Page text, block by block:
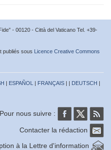
- 00120 - Città del Vaticano Tel. +39-
publiés sous Licence Creative Commons
| ESPAÑOL | FRANÇAIS | | DEUTSCH |
Pour nous suivre :
Contacter la rédaction
à la Lettre d'information